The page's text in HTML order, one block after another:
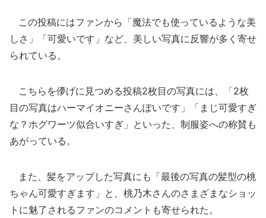
この投稿にはファンから「魔法でも使っているような美
しさ」「可愛いです」など、美しい写真に反響が多く寄せ
られている。
こちらを儚げに見つめる投稿2枚目の写真には、「2枚
目の写真はハーマイオニーさんぽいです」「まじ可愛すぎ
な？ホグワーツ似合いすぎ」といった、制服姿への称賛も
あがっている。
また、髪をアップした写真にも「最後の写真の髪型の桃
ちゃん可愛すぎます」と、桃乃木さんのさまざまなショッ
トに魅了されるファンのコメントも寄せられた。